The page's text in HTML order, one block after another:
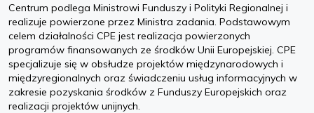
Centrum podlega Ministrowi Funduszy i Polityki Regionalnej i
realizuje powierzone przez Ministra zadania. Podstawowym
celem działalności CPE jest realizacja powierzonych
programów finansowanych ze środków Unii Europejskiej. CPE
specjalizuje się w obsłudze projektów międzynarodowych i
międzyregionalnych oraz świadczeniu usług informacyjnych w
zakresie pozyskania środków z Funduszy Europejskich oraz
realizacji projektów unijnych.